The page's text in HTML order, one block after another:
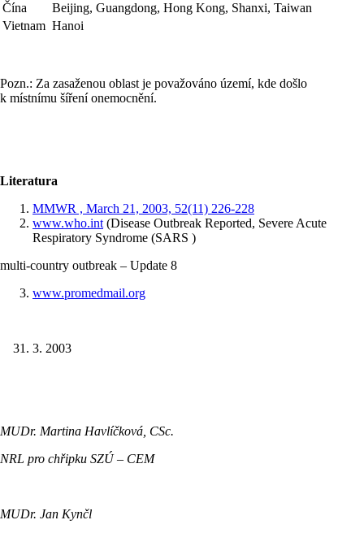
Čína
Beijing, Guangdong, Hong Kong, Shanxi, Taiwan
Vietnam Hanoi
Pozn.: Za zasaženou oblast je považováno území, kde došlo
k místnímu šíření onemocnění.
Literatura
MMWR , March 21, 2003, 52(11) 226-228
www.who.int(Disease Outbreak Reported, Severe Acute
Respiratory Syndrome (SARS )
multi-country outbreak – Update 8
www.promedmail.org
3. 2003
MUDr. Martina Havlíčková, CSc.
NRL pro chřipku SZÚ – CEM
MUDr. Jan Kynčl